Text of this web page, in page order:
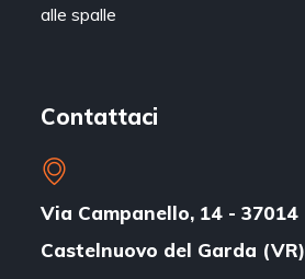
alle spalle
Contattaci
Via Campanello, 14 - 37014
Castelnuovo del Garda (VR)